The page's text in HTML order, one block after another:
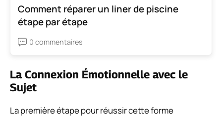
Comment réparer un liner de piscine
étape par étape
0 commentaires
La Connexion Émotionnelle avec le
Sujet
La première étape pour réussir cette forme